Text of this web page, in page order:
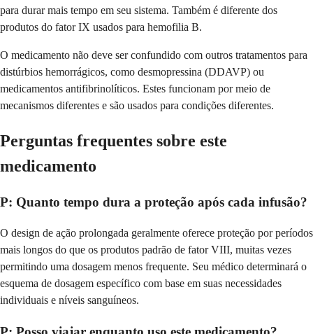
para durar mais tempo em seu sistema. Também é diferente dos
produtos do fator IX usados para hemofilia B.
O medicamento não deve ser confundido com outros tratamentos para
distúrbios hemorrágicos, como desmopressina (DDAVP) ou
medicamentos antifibrinolíticos. Estes funcionam por meio de
mecanismos diferentes e são usados para condições diferentes.
Perguntas frequentes sobre este
medicamento
P: Quanto tempo dura a proteção após cada infusão?
O design de ação prolongada geralmente oferece proteção por períodos
mais longos do que os produtos padrão de fator VIII, muitas vezes
permitindo uma dosagem menos frequente. Seu médico determinará o
esquema de dosagem específico com base em suas necessidades
individuais e níveis sanguíneos.